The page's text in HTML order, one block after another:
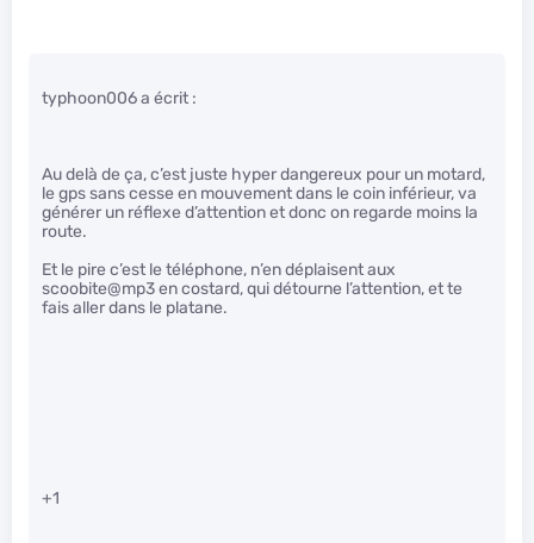
typhoon006 a écrit :
Au delà de ça, c’est juste hyper dangereux pour un motard,
le gps sans cesse en mouvement dans le coin inférieur, va
générer un réflexe d’attention et donc on regarde moins la
route.
Et le pire c’est le téléphone, n’en déplaisent aux
scoobite@mp3 en costard, qui détourne l’attention, et te
fais aller dans le platane.
+1